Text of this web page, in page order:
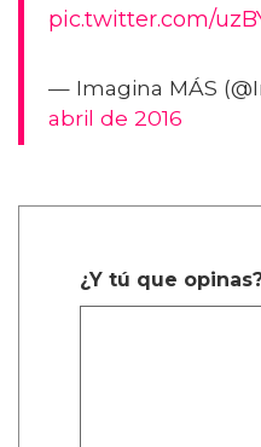
pic.twitter.com/
— Imagina MÁS
abril de 2016
¿Y tú que